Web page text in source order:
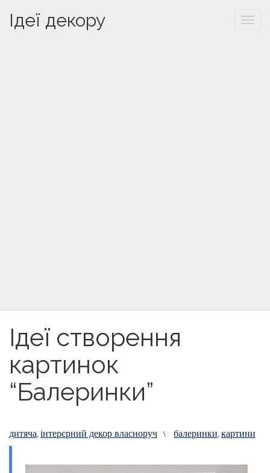
Ідеї декору
Ідеї створення
картинок
“Балеринки”
дитяча,інтерєрний декор власноруч \ балеринки,картини